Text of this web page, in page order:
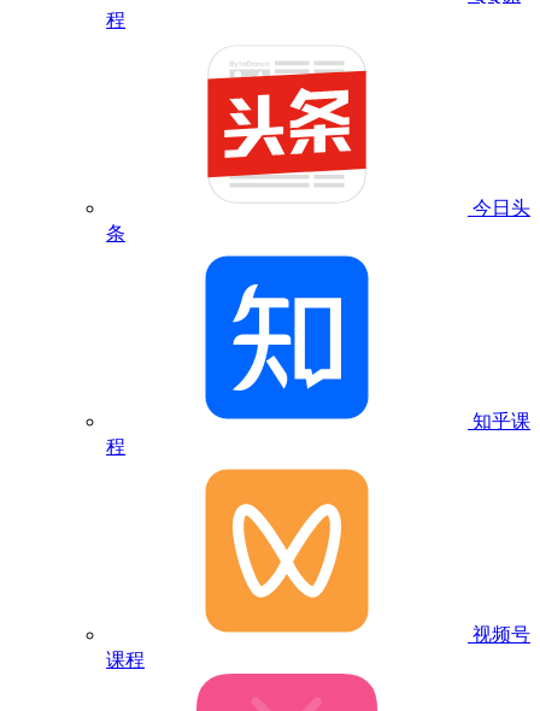
程
今日头
条
知乎课
程
视频号
课程